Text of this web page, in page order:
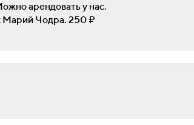
арендовать у нас.
Марий Чодра. 250 ₽